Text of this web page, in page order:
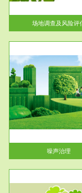
场地调查及风险评
噪声治理
服务范围
废气处理工